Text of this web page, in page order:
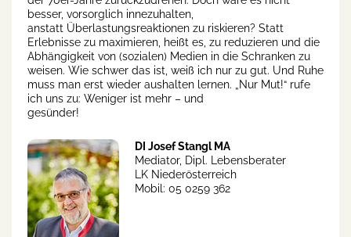
besser, vorsorglich innezuhalten,
anstatt Überlastungsreaktionen zu riskieren? Statt
Erlebnisse zu maximieren, heißt es, zu reduzieren und die
Abhängigkeit von (sozialen) Medien in die Schranken zu
weisen. Wie schwer das ist, weiß ich nur zu gut. Und Ruhe
muss man erst wieder aushalten lernen. „Nur Mut!“ rufe
ich uns zu: Weniger ist mehr – und
gesünder!
DI Josef Stangl MA
Mediator, Dipl. Lebensberater
LK Niederösterreich
Mobil: 05 0259 362